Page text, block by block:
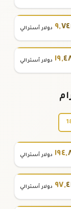
٩, دولار أسترالي
١٩, دولار أسترالي
١٩٤, دولار أسترالي
٩٧, دولار أسترالي